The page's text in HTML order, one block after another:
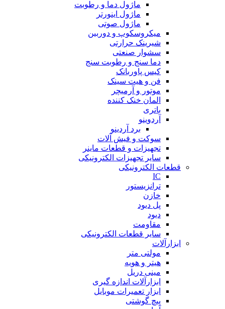
ماژول دما و رطوبت
ماژول اینورتر
ماژول صوتی
میکروسکوپ و دوربین
شیرینک حرارتی
سشوار صنعتی
دما سنج و رطوبت سنج
کیس پاوربانک
فن و هیت سینک
موتور و آرمیچر
المان خنک کننده
باتری
آردوینو
برد آردینو
سوکت و فیش آلات
تجهیزات و قطعات ماینر
سایر تجهیزات الکترونیکی
قطعات الکترونیکی
IC
ترانزیستور
خازن
پل دیود
دیود
مقاومت
سایر قطعات الکترونیکی
ابزارآلات
مولتی متر
هیتر و هویه
مینی دریل
ابزارآلات اندازه گیری
ابزار تعمیرات موبایل
پیچ گوشتی